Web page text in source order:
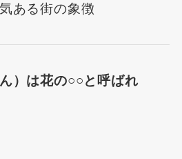
ある街の象徴
）は花の○○と呼ばれ